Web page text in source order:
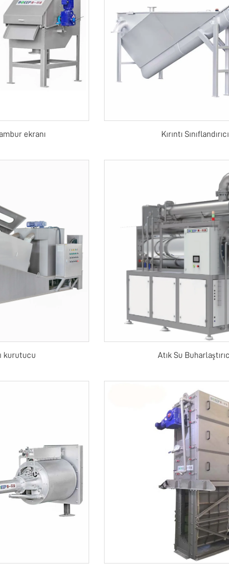
ekranı Kırıntı Sınıflandırıcı
kurutucu Atık Su